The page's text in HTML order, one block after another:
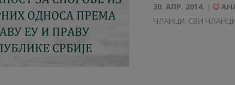
30. АПР. 2014.
ЧЛАНЦИ, СВИ